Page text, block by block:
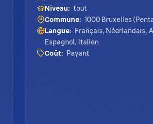
Niveau: tout
Commune: 1000 Bruxelles
Langue:
Français, Néerlandais,
Espagnol, Italien
Coût:
Payant